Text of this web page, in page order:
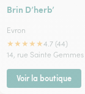
Brin D’herb’
Evron
★★★★★4.7 (44)
14, rue Sainte Gemmes
Voir la boutique